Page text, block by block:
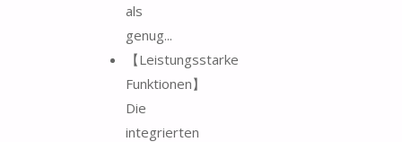
als
genug...
【Leistungsstarke
Funktionen】
Die
integrierten